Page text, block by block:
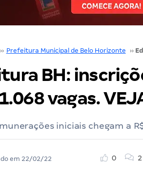
›› Prefeitura Municipal de Belo Horizonte ››
BH:
vagas.
iniciais chegam a
em 22/02/22
0 2